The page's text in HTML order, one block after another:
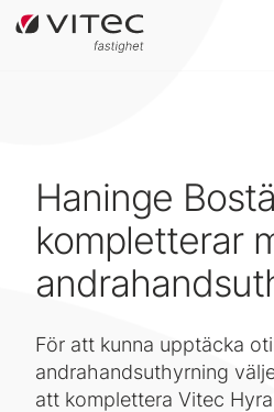
Haninge
kompletterar
För att kunna upptäcka
andrahandsuthyrning
att komplettera Vitec